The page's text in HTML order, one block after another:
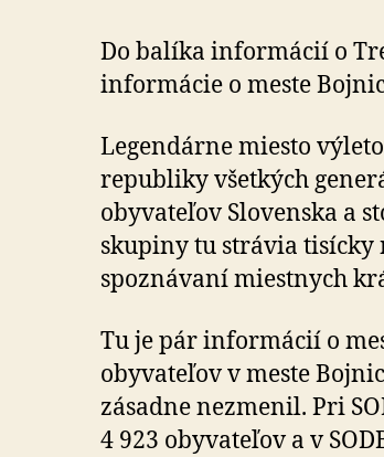
Do balíka informácií o
informácie o meste
Legendárne miesto
republiky všetkých
obyvateľov Slovenska a
skupiny tu strávia
spoznávaní miestnych
Tu je pár informácií o
obyvateľov v meste
zásadne nezmenil. Pri
4 923 obyvateľov a v